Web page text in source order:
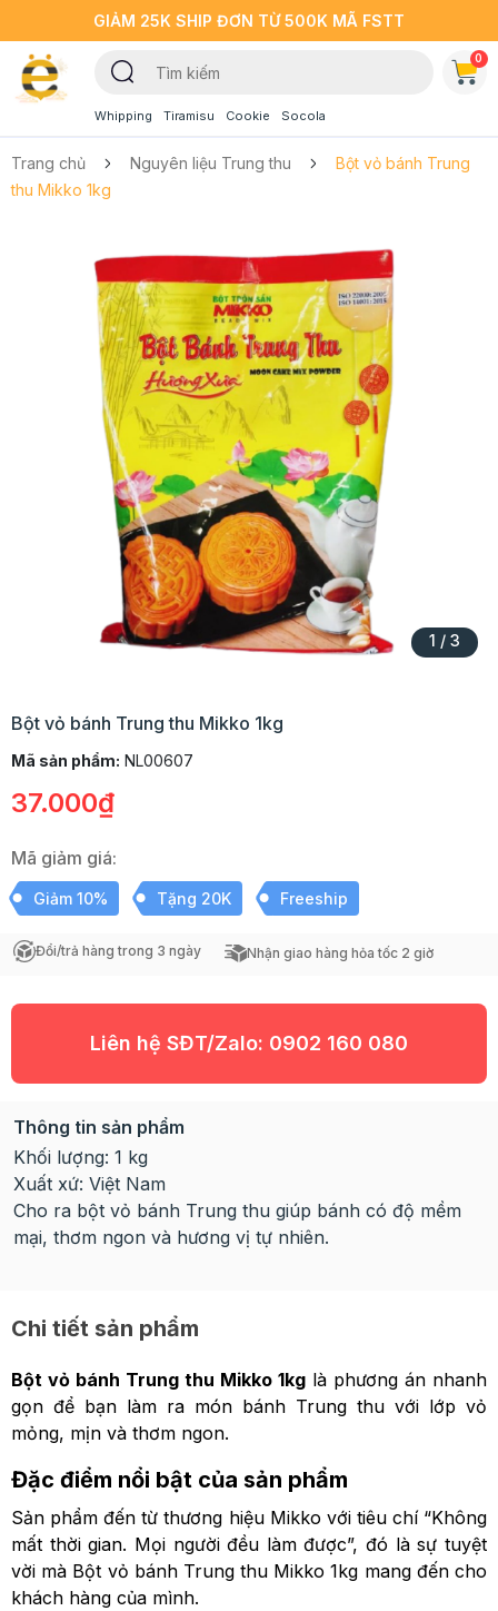
GIẢM 25K SHIP ĐƠN TỪ 500K MÃ FSTT
Whipping Tiramisu Cookie Socola
0
Trang chủ Nguyên liệu Trung thu
Bột vỏ bánh Trung
thu Mikko 1kg
1 / 3
Bột vỏ bánh Trung thu Mikko 1kg
Mã sản phẩm: NL00607
37.000₫
Mã giảm giá:
Giảm 10% Tặng 20K Freeship
Đổi/trả hàng trong 3 ngày Nhận giao hàng hỏa tốc 2 giờ
Liên hệ SĐT/Zalo: 0902 160 080
Thông tin sản phẩm
Khối lượng: 1 kg
Xuất xứ: Việt Nam
Cho ra bột vỏ bánh Trung thu giúp bánh có độ mềm
mại, thơm ngon và hương vị tự nhiên.
Chi tiết sản phẩm
Bột vỏ bánh Trung thu Mikko 1kg là phương án nhanh
gọn để bạn làm ra món bánh Trung thu với lớp vỏ
mỏng, mịn và thơm ngon.
Đặc điểm nổi bật của sản phẩm
Sản phẩm đến từ thương hiệu Mikko với tiêu chí “Không
mất thời gian. Mọi người đều làm được”, đó là sự tuyệt
vời mà Bột vỏ bánh Trung thu Mikko 1kg mang đến cho
khách hàng của mình.